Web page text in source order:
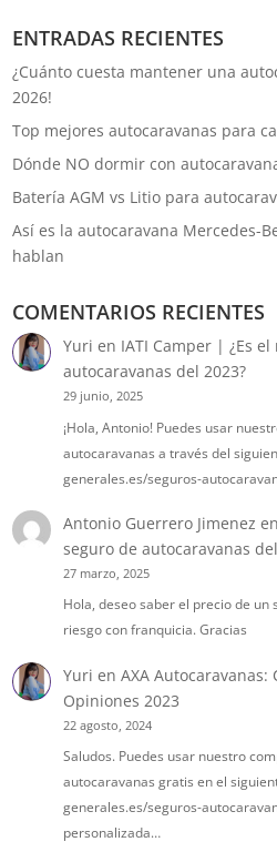
ENTRADAS RECIENTES
¿Cuánto cuesta mantener una
2026!
Top mejores autocaravanas para
Dónde NO dormir con
Batería AGM vs Litio para
Así es la autocaravana Mercedes-
hablan
COMENTARIOS RECIENTES
Yuri en IATI Camper | ¿Es
autocaravanas del 2023?
29 junio, 2025
¡Hola, Antonio! Puedes usar
autocaravanas a través del
generales.es/seguros-
Antonio Guerrero Jimenez en
seguro de autocaravanas
27 marzo, 2025
Hola, deseo saber el precio de
riesgo con franquicia. Gracias
Yuri en AXA Autocaravanas:
Opiniones 2023
22 agosto, 2024
Saludos. Puedes usar nuestro
autocaravanas gratis en el
generales.es/seguros-
personalizada…